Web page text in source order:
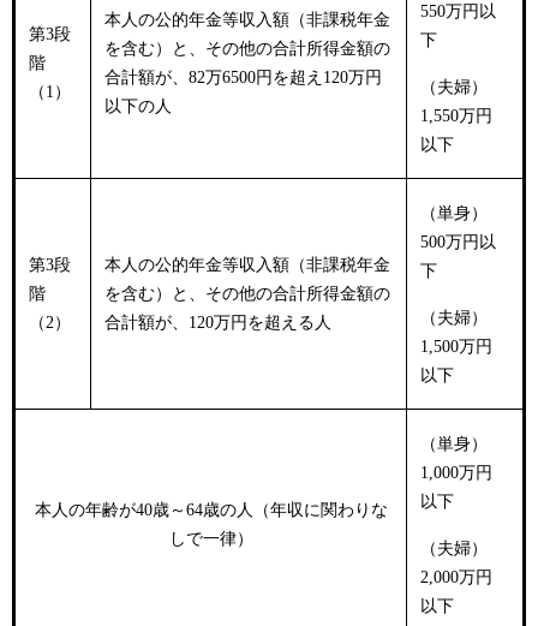
第3段
階
（1）
本人の公的年金等収入額（非課税年金
を含む）と、その他の合計所得金額の
合計額が、82万6500円を超え120万円
以下の人
550万円以
下
（夫婦）
1,550万円
以下
第3段
階
（2）
本人の公的年金等収入額（非課税年金
を含む）と、その他の合計所得金額の
合計額が、120万円を超える人
（単身）
500万円以
下
（夫婦）
1,500万円
以下
本人の年齢が40歳～64歳の人（年収に関わりな
しで一律）
（単身）
1,000万円
以下
（夫婦）
2,000万円
以下